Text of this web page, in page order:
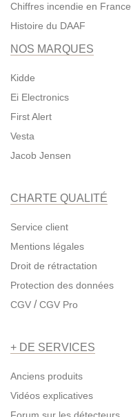
Chiffres incendie en France
Histoire du DAAF
NOS MARQUES
Kidde
Ei Electronics
First Alert
Vesta
Jacob Jensen
CHARTE QUALITÉ
Service client
Mentions légales
Droit de rétractation
Protection des données
CGV /CGV Pro
+ DE SERVICES
Anciens produits
Vidéos explicatives